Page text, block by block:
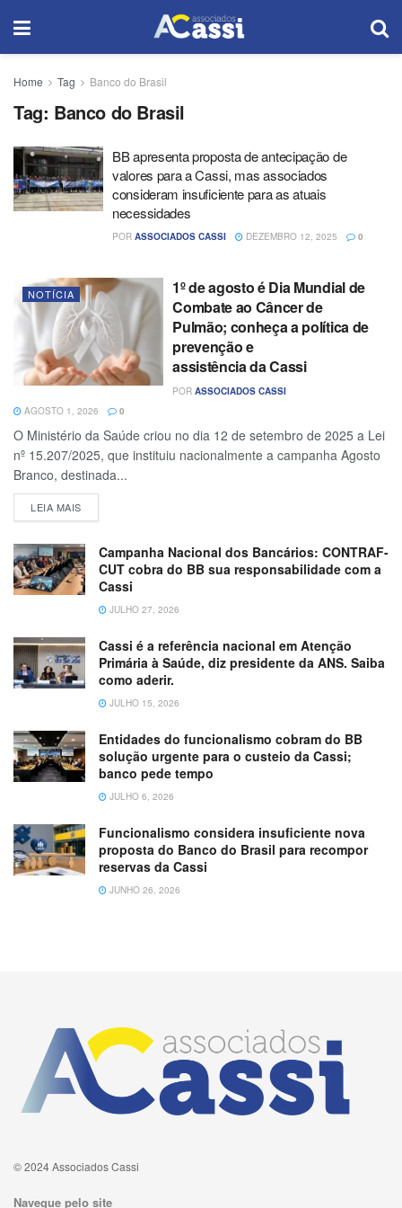
Home Tag Banco do Brasil
Tag: Banco do Brasil
BB apresenta proposta de antecipação de
valores para a Cassi, mas associados
consideram insuficiente para as atuais
necessidades
POR ASSOCIADOS CASSI DEZEMBRO 12, 2025 0
NOTÍCIA
1º de agosto é Dia Mundial de
Combate ao Câncer de
Pulmão; conheça a política de
prevenção e
assistência da Cassi
POR ASSOCIADOS CASSI
AGOSTO 1, 2026
0
O Ministério da Saúde criou no dia 12 de setembro de 2025 a Lei
nº 15.207/2025, que instituiu nacionalmente a campanha Agosto
Branco, destinada...
LEIA MAIS
Campanha Nacional dos Bancários: CONTRAF-
CUT cobra do BB sua responsabilidade com a
Cassi
JULHO 27, 2026
Cassi é a referência nacional em Atenção
Primária à Saúde, diz presidente da ANS. Saiba
como aderir.
JULHO 15, 2026
Entidades do funcionalismo cobram do BB
solução urgente para o custeio da Cassi;
banco pede tempo
JULHO 6, 2026
Funcionalismo considera insuficiente nova
proposta do Banco do Brasil para recompor
reservas da Cassi
JUNHO 26, 2026
© 2024 Associados Cassi
Navegue pelo site